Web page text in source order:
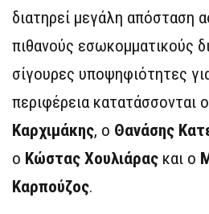
διατηρεί μεγάλη απόσταση
πιθανούς εσωκομματικούς
σίγουρες υποψηφιότητες
περιφέρεια κατατάσσονται ο
Καρχιμάκης, ο Θανάσης
ο Κώστας Χουλιάρας και ο
Καρπούζος.